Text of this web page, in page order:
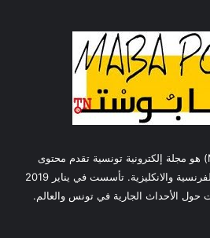
مابابوست عربي (MABAPOST) هو مجلة إلكترونية تونسية تقدم محتوى
إخباري متنوع باللغات العربية، الفرنسية والانكليزية. تأسست في يناير 2019
حول الأحداث الجارية في تونس والعالم.